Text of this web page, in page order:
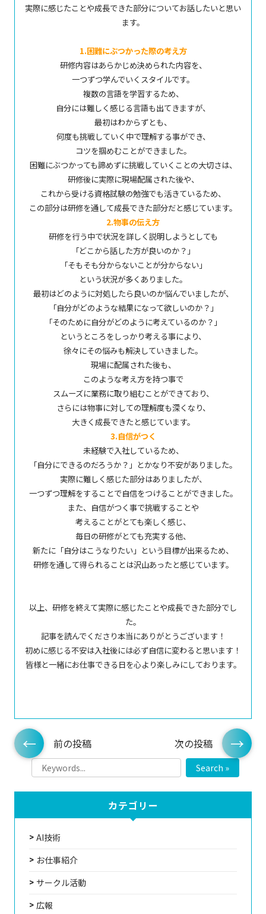
実際に感じたことや成長できた部分についてお話したいと思い
ます。
1.困難にぶつかった際の考え方
研修内容はあらかじめ決められた内容を、
一つずつ学んでいくスタイルです。
複数の言語を学習するため、
自分には難しく感じる言語も出てきますが、
最初はわからずとも、
何度も挑戦していく中で理解する事ができ、
コツを掴めむことができました。
困難にぶつかっても諦めずに挑戦していくことの大切さは、
研修後に実際に現場配属された後や、
これから受ける資格試験の勉強でも活きているため、
この部分は研修を通して成長できた部分だと感じています。
2.物事の伝え方
研修を行う中で状況を詳しく説明しようとしても
「どこから話した方が良いのか？」
「そもそも分からないことが分からない」
という状況が多くありました。
最初はどのように対処したら良いのか悩んでいましたが、
「自分がどのような結果になって欲しいのか？」
「そのために自分がどのように考えているのか？ 」
というところをしっかり考える事により、
徐々にその悩みも解決していきました。
現場に配属された後も、
このような考え方を持つ事で
スムーズに業務に取り組むことができており、
さらには物事に対しての理解度も深くなり、
大きく成長できたと感じています。
3.自信がつく
未経験で入社しているため、
「自分にできるのだろうか？」とかなり不安がありました。
実際に難しく感じた部分はありましたが、
一つずつ理解をすることで自信をつけることができました。
また、自信がつく事で挑戦することや
考えることがとても楽しく感じ、
毎日の研修がとても充実する他、
新たに「自分はこうなりたい」という目標が出来るため、
研修を通して得られることは沢山あったと感じています。
以上、研修を終えて実際に感じたことや成長できた部分でし
た。
記事を読んでくださり本当にありがとうございます！
初めに感じる不安は入社後には必ず自信に変わると思います！
皆様と一緒にお仕事できる日を心より楽しみにしております。
前の投稿 次の投稿
Search »
カテゴリー
AI技術
お仕事紹介
サークル活動
広報